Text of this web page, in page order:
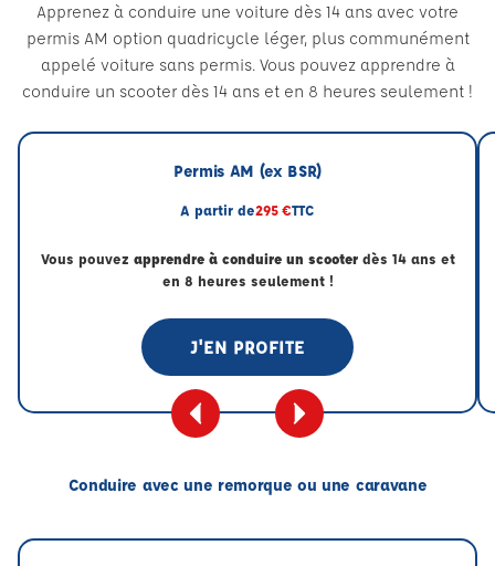
Apprenez à conduire une voiture dès 14 ans avec votre
permis AM option quadricycle léger, plus communément
appelé voiture sans permis. Vous pouvez apprendre à
conduire un scooter dès 14 ans et en 8 heures seulement !
Permis AM (ex BSR)
A partir de295 €TTC
Vous pouvez apprendre à conduire un scooterdès 14 ans et
en 8 heures seulement !
J'EN PROFITE
Conduire avec une remorque ou une caravane